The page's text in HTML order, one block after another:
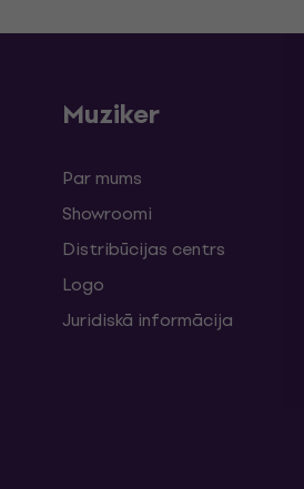
Muziker
Par mums
Showroomi
Distribūcijas centrs
Logo
Juridiskā informācija